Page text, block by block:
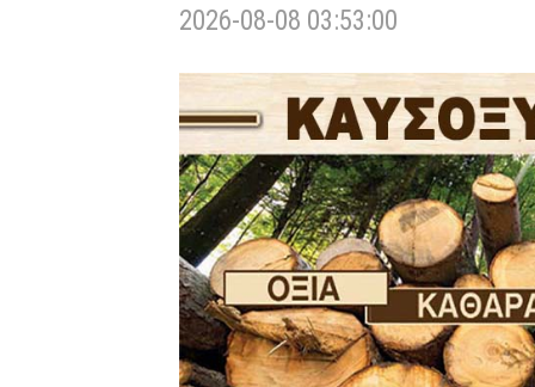
2026-08-08 03:53:00